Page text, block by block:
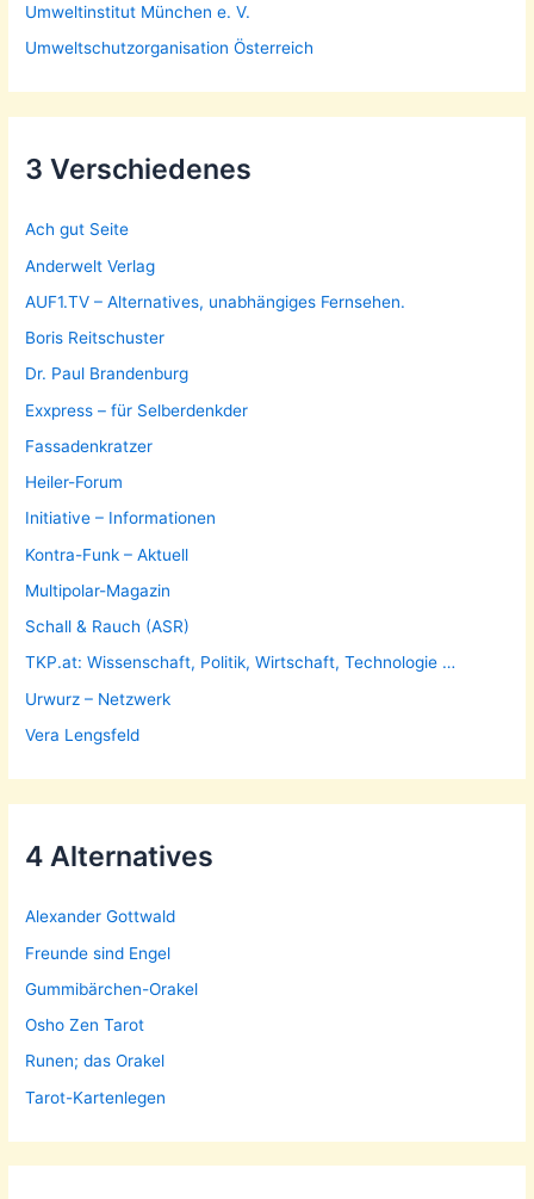
Umweltinstitut München e. V.
Umweltschutzorganisation Österreich
3 Verschiedenes
Ach gut Seite
Anderwelt Verlag
AUF1.TV – Alternatives, unabhängiges Fernsehen.
Boris Reitschuster
Dr. Paul Brandenburg
Exxpress – für Selberdenkder
Fassadenkratzer
Heiler-Forum
Initiative – Informationen
Kontra-Funk – Aktuell
Multipolar-Magazin
Schall & Rauch (ASR)
TKP.at: Wissenschaft, Politik, Wirtschaft, Technologie …
Urwurz – Netzwerk
Vera Lengsfeld
4 Alternatives
Alexander Gottwald
Freunde sind Engel
Gummibärchen-Orakel
Osho Zen Tarot
Runen; das Orakel
Tarot-Kartenlegen